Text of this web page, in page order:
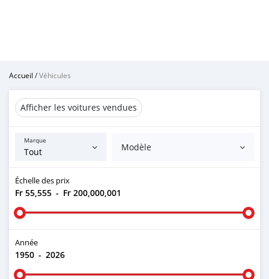
Accueil /Véhicules
Afficher les voitures vendues
Marque
Modèle
Échelle des prix
Fr 55,555 - Fr 200,000,001
Année
1950 - 2026